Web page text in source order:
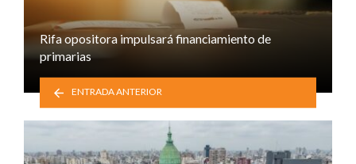
Rifa opositora impulsará financiamiento de
primarias
ENTRADA ANTERIOR